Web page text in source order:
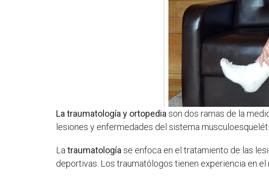
La traumatología y ortopediason dos ramas de la
lesiones y enfermedades del sistema
Latraumatologíase enfoca en el tratamiento de las
deportivas. Los traumatólogos tienen experiencia en